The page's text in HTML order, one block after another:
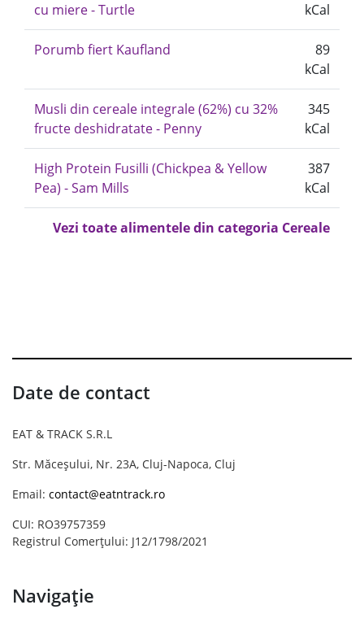
cu miere - Turtle
kCal
Porumb fiert Kaufland
89
kCal
Musli din cereale integrale (62%) cu 32%
fructe deshidratate - Penny
345
kCal
High Protein Fusilli (Chickpea & Yellow
Pea) - Sam Mills
387
kCal
Vezi toate alimentele din categoria Cereale
Date de contact
EAT & TRACK S.R.L
Str. Măceșului, Nr. 23A, Cluj-Napoca, Cluj
Email: contact@eatntrack.ro
CUI: RO39757359
Registrul Comerțului: J12/1798/2021
Navigație